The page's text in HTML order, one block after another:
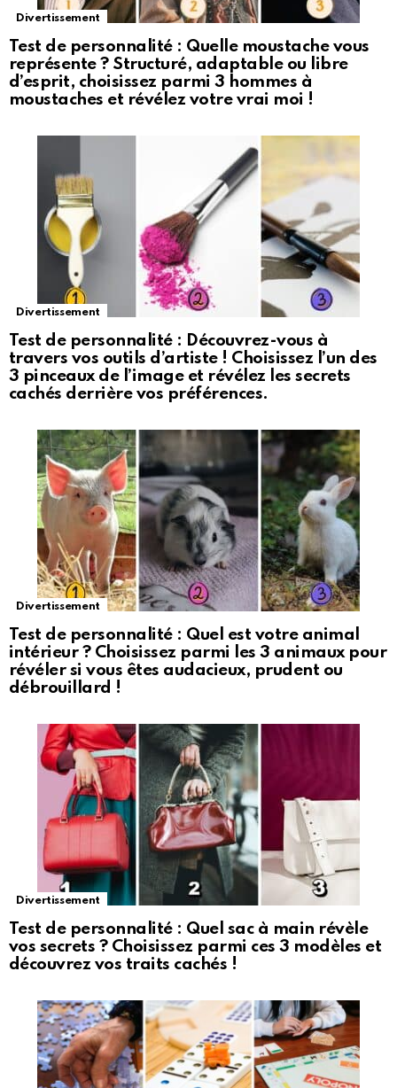
Divertissement
Test de personnalité : Quelle moustache vous
représente ? Structuré, adaptable ou libre
d’esprit, choisissez parmi 3 hommes à
moustaches et révélez votre vrai moi !
Divertissement
Test de personnalité : Découvrez-vous à
travers vos outils d’artiste ! Choisissez l’un des
3 pinceaux de l’image et révélez les secrets
cachés derrière vos préférences.
Divertissement
Test de personnalité : Quel est votre animal
intérieur ? Choisissez parmi les 3 animaux pour
révéler si vous êtes audacieux, prudent ou
débrouillard !
Divertissement
Test de personnalité : Quel sac à main révèle
vos secrets ? Choisissez parmi ces 3 modèles et
découvrez vos traits cachés !